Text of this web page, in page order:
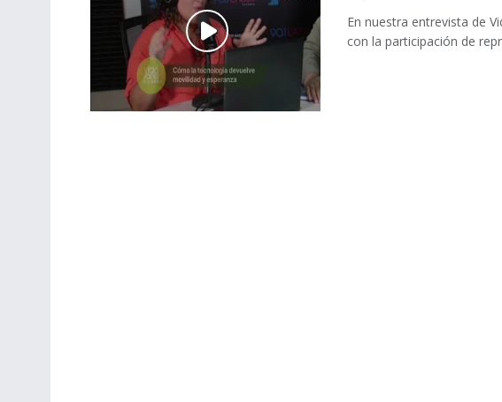
En nuestra entrevista de
con la participación de